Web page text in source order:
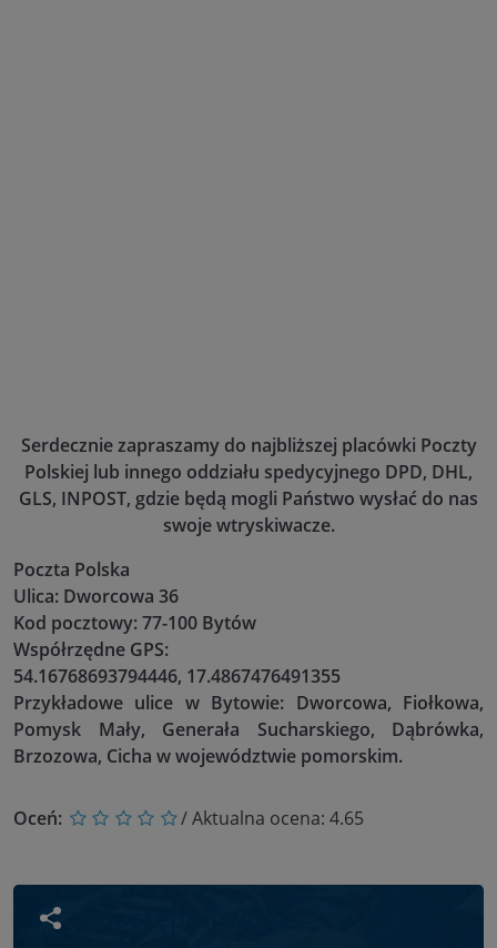
Serdecznie zapraszamy do najbliższej placówki Poczty
Polskiej lub innego oddziału spedycyjnego DPD, DHL,
GLS, INPOST, gdzie będą mogli Państwo wysłać do nas
swoje wtryskiwacze.
Poczta Polska
Ulica: Dworcowa 36
Kod pocztowy: 77-100 Bytów
Współrzędne GPS:
54.16768693794446, 17.4867476491355
Przykładowe ulice w Bytowie: Dworcowa, Fiołkowa,
Pomysk Mały, Generała Sucharskiego, Dąbrówka,
Brzozowa, Cicha w województwie pomorskim.
Oceń: / Aktualna ocena: 4.65